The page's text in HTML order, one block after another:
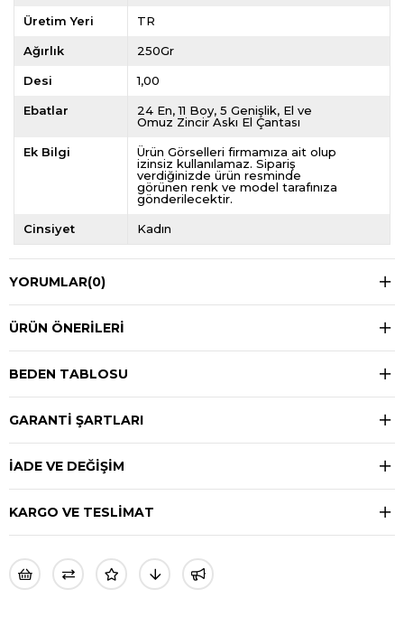
Üretim Yeri TR
Ağırlık 250Gr
Desi 1,00
Ebatlar
24 En, 11 Boy, 5 Genişlik, El ve
Omuz Zincir Askı El Çantası
Ek Bilgi
Ürün Görselleri firmamıza ait olup
izinsiz kullanılamaz. Sipariş
verdiğinizde ürün resminde
görünen renk ve model tarafınıza
gönderilecektir.
Cinsiyet Kadın
YORUMLAR(0)
ÜRÜN ÖNERILERI
BEDEN TABLOSU
GARANTİ ŞARTLARI
İADE VE DEĞİŞİM
KARGO VE TESLİMAT